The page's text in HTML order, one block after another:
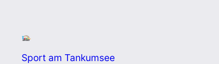
Sport am Tankumsee